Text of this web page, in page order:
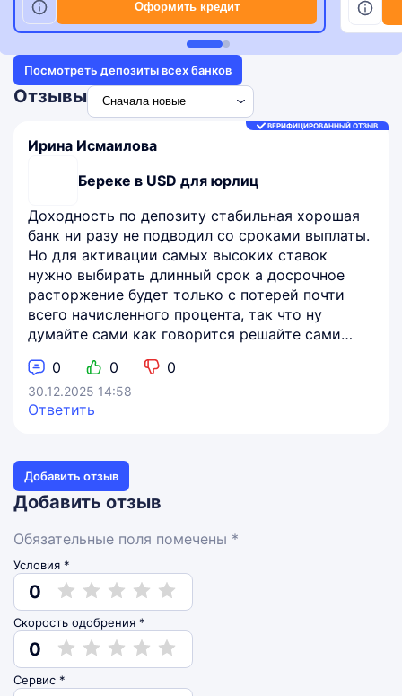
Оформить кредит
Посмотреть депозиты всех банков
Отзывы
Ирина Исмаилова
Береке в USD для юрлиц
ВЕРИФИЦИРОВАННЫЙ ОТЗЫВ
Доходность по депозиту стабильная хорошая
банк ни разу не подводил со сроками выплаты.
Но для активации самых высоких ставок
нужно выбирать длинный срок а досрочное
расторжение будет только с потерей почти
всего начисленного процента, так что ну
думайте сами как говорится решайте сами…
0
0 0
30.12.2025 14:58
Ответить
Добавить отзыв
Добавить отзыв
Обязательные поля помечены *
Условия *
0
Скорость одобрения *
0
Сервис *